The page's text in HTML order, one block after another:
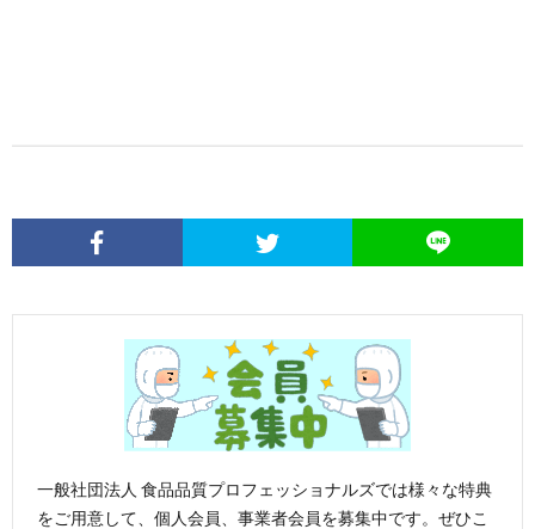
一般社団法人 食品品質プロフェッショナルズでは様々な特典
をご用意して、個人会員、事業者会員を募集中です。ぜひこ